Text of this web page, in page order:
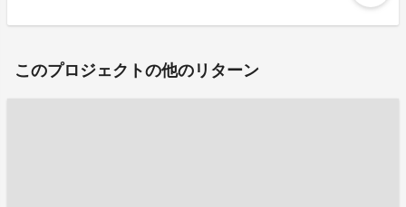
このプロジェクトの他のリターン